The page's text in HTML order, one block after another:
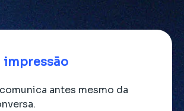
impressão
antes mesmo da